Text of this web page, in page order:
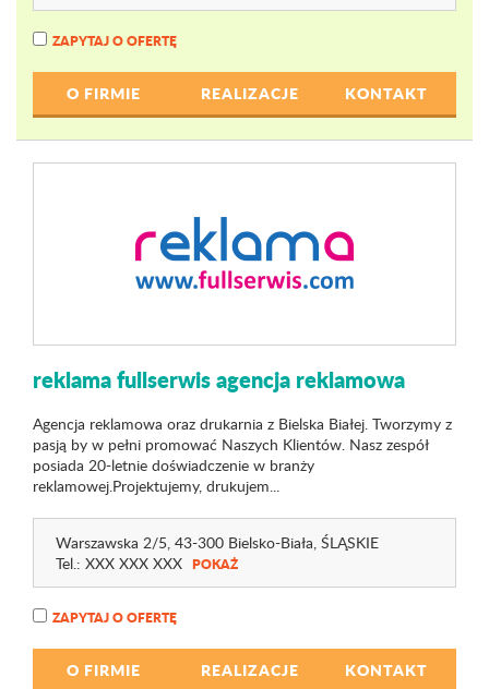
ZAPYTAJ O OFERTĘ
O FIRMIE REALIZACJE KONTAKT
reklama fullserwis agencja reklamowa
Agencja reklamowa oraz drukarnia z Bielska Białej. Tworzymy z
pasją by w pełni promować Naszych Klientów. Nasz zespół
posiada 20-letnie doświadczenie w branży
reklamowej.Projektujemy, drukujem...
Warszawska 2/5, 43-300 Bielsko-Biała, ŚLĄSKIE
Tel.: XXX XXX XXX POKAŻ
ZAPYTAJ O OFERTĘ
O FIRMIE REALIZACJE KONTAKT